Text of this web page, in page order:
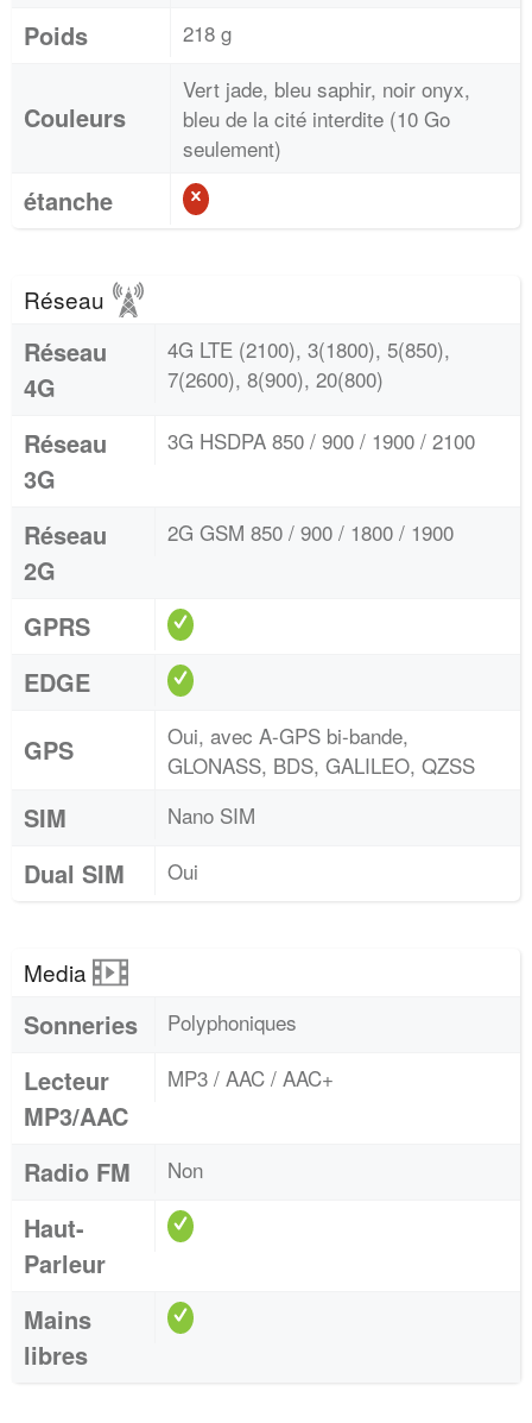
Poids 218 g
Couleurs
Vert jade, bleu saphir, noir onyx,
bleu de la cité interdite (10 Go
seulement)
étanche
Réseau
Réseau
4G
4G LTE (2100), 3(1800), 5(850),
7(2600), 8(900), 20(800)
Réseau
3G
3G HSDPA 850 / 900 / 1900 / 2100
Réseau
2G
2G GSM 850 / 900 / 1800 / 1900
GPRS
EDGE
GPS
Oui, avec A-GPS bi-bande,
GLONASS, BDS, GALILEO, QZSS
SIM Nano SIM
Dual SIM Oui
Media
Sonneries Polyphoniques
Lecteur
MP3/AAC
MP3 / AAC / AAC+
Radio FM Non
Haut-
Parleur
Mains
libres